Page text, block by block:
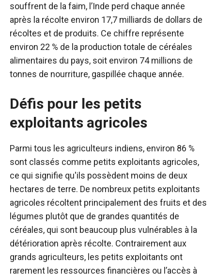
souffrent de la faim, l’Inde perd chaque année
après la récolte environ 17,7 milliards de dollars de
récoltes et de produits. Ce chiffre représente
environ 22 % de la production totale de céréales
alimentaires du pays, soit environ 74 millions de
tonnes de nourriture, gaspillée chaque année.
Défis pour les petits
exploitants agricoles
Parmi tous les agriculteurs indiens, environ 86 %
sont classés comme petits exploitants agricoles,
ce qui signifie qu'ils possèdent moins de deux
hectares de terre. De nombreux petits exploitants
agricoles récoltent principalement des fruits et des
légumes plutôt que de grandes quantités de
céréales, qui sont beaucoup plus vulnérables à la
détérioration après récolte. Contrairement aux
grands agriculteurs, les petits exploitants ont
rarement les ressources financières ou l’accès à